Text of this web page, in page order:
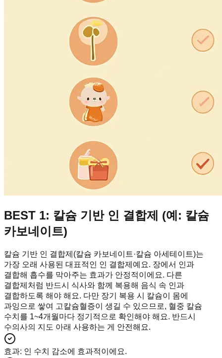
BEST 1: 칼슘 기반 인 결합제 (예: 칼슘
카보네이트)
칼슘 기반 인 결합제(칼슘 카보네이트·칼슘 아세테이트)는
가장 오래 사용된 대표적인 인 결합제예요. 장에서 인과
결합해 흡수를 막아주는 효과가 안정적이에요. 다른
결합제처럼 반드시 식사와 함께 복용해 음식 속 인과
결합하도록 해야 해요. 다만 장기 복용 시 칼슘이 몸에
과잉으로 쌓여 고칼슘혈증이 생길 수 있으므로, 혈중 칼슘
수치를 1~4개월마다 정기적으로 확인해야 해요. 반드시
수의사의 지도 아래 사용하는 게 안전해요.
효과: 인 수치 감소에 효과적이에요.